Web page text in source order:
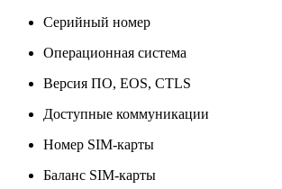
Серийный номер
Операционная система
Версия ПО, EOS, CTLS
Доступные коммуникации
Номер SIM-карты
Баланс SIM-карты